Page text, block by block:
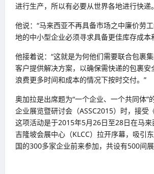
进行生产，所以有必要从世界各地进行快递。
他说：“马来西亚不再具备市场之中廉价劳
地的中小型企业必须寻求具备更佳库存成本
他接着说：“这就是为何他们需要联合包裹
客户提供解决方案，以确保需快递的包裹安
浪费更多时间和成本的情况下按时交付。”
奥加拉是出席题为“一个企业、一个共同体”
企业展览暨研讨会（ASSC2015）时，接受
这项活动是于2015年5月26日至28日在马来
吉隆坡会展中心（KLCC）拉开序幕，吸引
国的300多家企业前来参加，共设有500间展